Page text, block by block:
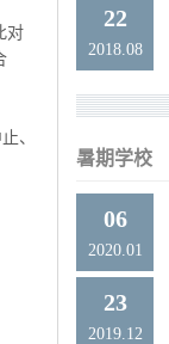
对
、
22
2018.08
暑期学校
06
2020.01
23
2019.12